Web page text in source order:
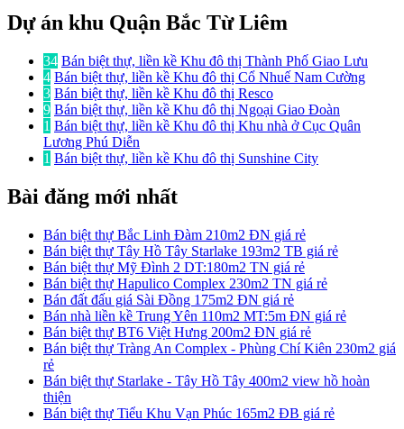
Dự án khu Quận Bắc Từ Liêm
34 Bán biệt thự, liền kề Khu đô thị Thành Phố Giao Lưu
4 Bán biệt thự, liền kề Khu đô thị Cổ Nhuế Nam Cường
3 Bán biệt thự, liền kề Khu đô thị Resco
9 Bán biệt thự, liền kề Khu đô thị Ngoại Giao Đoàn
1 Bán biệt thự, liền kề Khu đô thị Khu nhà ở Cục Quân
Lương Phú Diễn
1 Bán biệt thự, liền kề Khu đô thị Sunshine City
Bài đăng mới nhất
Bán biệt thự Bắc Linh Đàm 210m2 ĐN giá rẻ
Bán biệt thự Tây Hồ Tây Starlake 193m2 TB giá rẻ
Bán biệt thự Mỹ Đình 2 DT:180m2 TN giá rẻ
Bán biệt thự Hapulico Complex 230m2 TN giá rẻ
Bán đất đấu giá Sài Đồng 175m2 ĐN giá rẻ
Bán nhà liền kề Trung Yên 110m2 MT:5m ĐN giá rẻ
Bán biệt thự BT6 Việt Hưng 200m2 ĐN giá rẻ
Bán biệt thự Tràng An Complex - Phùng Chí Kiên 230m2 giá
rẻ
Bán biệt thự Starlake - Tây Hồ Tây 400m2 view hồ hoàn
thiện
Bán biệt thự Tiểu Khu Vạn Phúc 165m2 ĐB giá rẻ